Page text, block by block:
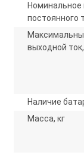
постоянного
выходной
Наличие
Масса, кг